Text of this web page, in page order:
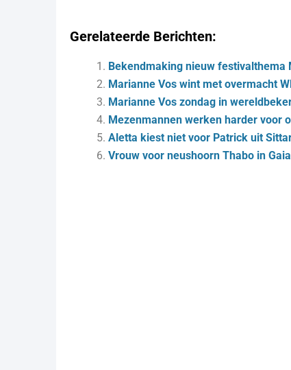
Gerelateerde Berichten:
Bekendmaking nieuw
Marianne Vos wint met overmacht
Marianne Vos zondag in
Mezenmannen werken harder voor
Aletta kiest niet voor Patrick uit
Vrouw voor neushoorn Thabo in